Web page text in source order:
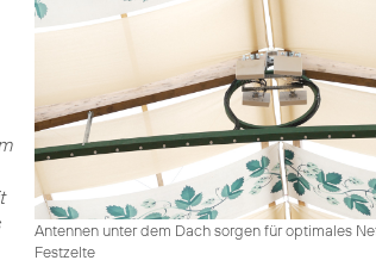
Antennen unter dem Dach sorgen für optimales
Festzelte